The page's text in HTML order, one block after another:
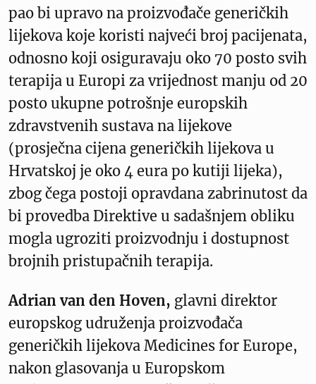
pao bi upravo na proizvođače generičkih
lijekova koje koristi najveći broj pacijenata,
odnosno koji osiguravaju oko 70 posto svih
terapija u Europi za vrijednost manju od 20
posto ukupne potrošnje europskih
zdravstvenih sustava na lijekove
(prosječna cijena generičkih lijekova u
Hrvatskoj je oko 4 eura po kutiji lijeka),
zbog čega postoji opravdana zabrinutost da
bi provedba Direktive u sadašnjem obliku
mogla ugroziti proizvodnju i dostupnost
brojnih pristupačnih terapija.
Adrian van den Hoven, glavni direktor
europskog udruženja proizvođača
generičkih lijekova Medicines for Europe,
nakon glasovanja u Europskom